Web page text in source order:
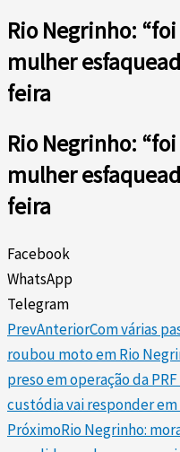
Rio Negrinho:
mulher
feira
Rio Negrinho:
mulher
feira
Facebook
WhatsApp
Telegram
PrevAnteriorCom várias
roubou moto em Rio
preso em operação da
custódia vai responder
PróximoRio Negrinho: